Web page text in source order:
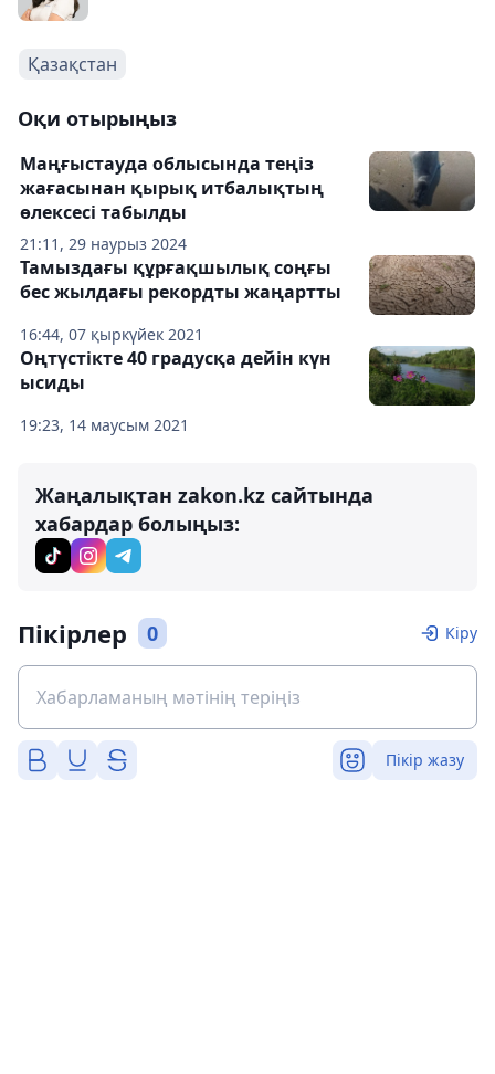
Қазақстан
Оқи отырыңыз
21:11, 29 наурыз 2024
Маңғыстауда облысында теңіз
жағасынан қырық итбалықтың
өлексесі табылды
16:44, 07 қыркүйек 2021
Тамыздағы құрғақшылық соңғы
бес жылдағы рекордты жаңартты
19:23, 14 маусым 2021
Оңтүстікте 40 градусқа дейін күн
ысиды
Жаңалықтан zakon.kz сайтында
хабардар болыңыз:
Пікірлер 0 Кіру
Пікір жазу